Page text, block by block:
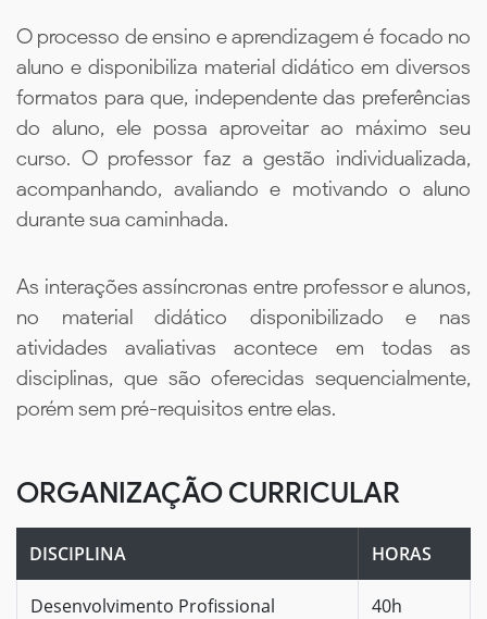
O processo de ensino e aprendizagem é focado no
aluno e disponibiliza material didático em diversos
formatos para que, independente das preferências
do aluno, ele possa aproveitar ao máximo seu
curso. O professor faz a gestão individualizada,
acompanhando, avaliando e motivando o aluno
durante sua caminhada.
As interações assíncronas entre professor e alunos,
no material didático disponibilizado e nas
atividades avaliativas acontece em todas as
disciplinas, que são oferecidas sequencialmente,
porém sem pré-requisitos entre elas.
ORGANIZAÇÃO CURRICULAR
DISCIPLINA HORAS
Desenvolvimento Profissional 40h